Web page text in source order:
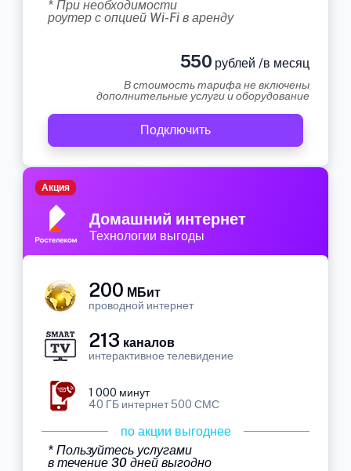
* При необходимости
роутер с опцией Wi-Fi в аренду
550 рублей /в месяц
В стоимость тарифа не включены
дополнительные услуги и оборудование
Подключить
Домашний интернет
Технологии выгоды
Акция
200 МБит
проводной интернет
213 каналов
интерактивное телевидение
1 000 минут
40 ГБ интернет 500 СМС
по акции выгоднее
* Пользуйтесь услугами
в течение 30 дней выгодно